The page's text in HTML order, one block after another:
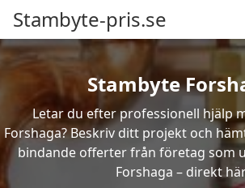
Stambyte-pris.se
Stambyte
Letar du efter professionell hjälp
Forshaga? Beskriv ditt projekt och
bindande offerter från företag som
Forshaga – direkt